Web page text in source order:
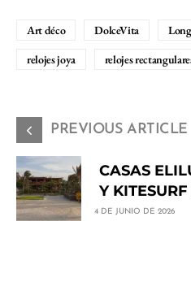
Art déco DolceVita
relojes joya
relojes
PREVIOUS ARTICLE
CASAS
Y
4 DE JUNIO DE 2026